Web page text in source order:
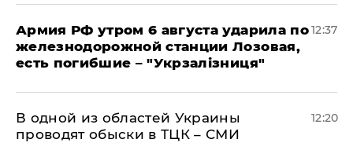
Армия РФ утром 6 августа ударила по
железнодорожной станции Лозовая,
есть погибшие – "Укрзалізниця"
12:37
В одной из областей Украины
проводят обыски в ТЦК – СМИ
12:20